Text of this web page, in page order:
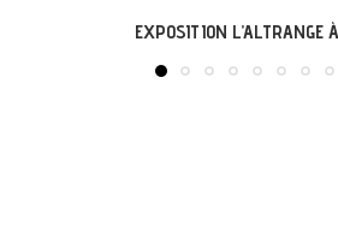
LABASTIDE-DU-VERT : EXPO «